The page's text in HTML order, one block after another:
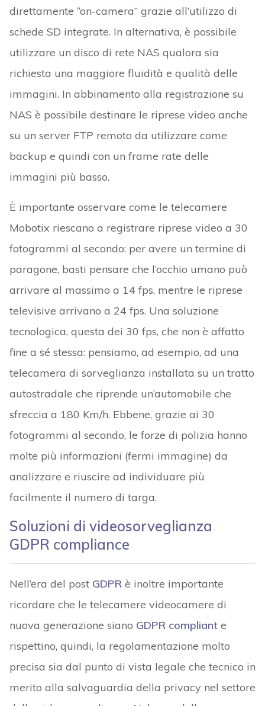
direttamente “on-camera” grazie all’utilizzo di
schede SD integrate. In alternativa, è possibile
utilizzare un disco di rete NAS qualora sia
richiesta una maggiore fluidità e qualità delle
immagini. In abbinamento alla registrazione su
NAS è possibile destinare le riprese video anche
su un server FTP remoto da utilizzare come
backup e quindi con un frame rate delle
immagini più basso.
È importante osservare come le telecamere
Mobotix riescano a registrare riprese video a 30
fotogrammi al secondo: per avere un termine di
paragone, basti pensare che l’occhio umano può
arrivare al massimo a 14 fps, mentre le riprese
televisive arrivano a 24 fps. Una soluzione
tecnologica, questa dei 30 fps, che non è affatto
fine a sé stessa: pensiamo, ad esempio, ad una
telecamera di sorveglianza installata su un tratto
autostradale che riprende un’automobile che
sfreccia a 180 Km/h. Ebbene, grazie ai 30
fotogrammi al secondo, le forze di polizia hanno
molte più informazioni (fermi immagine) da
analizzare e riuscire ad individuare più
facilmente il numero di targa.
Soluzioni di videosorveglianza
GDPR compliance
Nell’era del post GDPRè inoltre importante
ricordare che le telecamere videocamere di
nuova generazione siano GDPR compliante
rispettino, quindi, la regolamentazione molto
precisa sia dal punto di vista legale che tecnico in
merito alla salvaguardia della privacy nel settore